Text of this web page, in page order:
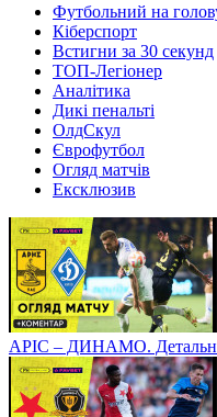
Футбольний на
Кіберспорт
Встигни за 30 секунд
ТОП-Легіонер
Аналітика
Дикі пенальті
ОлдСкул
Єврофутбол
Огляд матчів
Ексклюзив
АРІС – ДИНАМО.